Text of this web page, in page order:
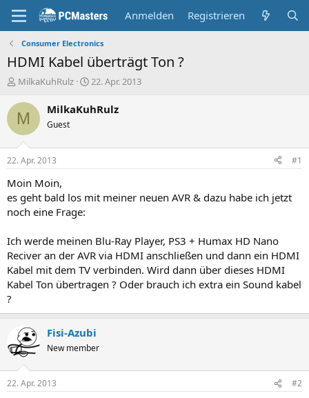
Anmelden Registrieren
Consumer Electronics
HDMI Kabel überträgt Ton ?
E
s
t
e
r
MilkaKuhRulz
E
s
t
m
22. Apr. 2013
M MilkaKuhRulz
Guest
22. Apr. 2013 #1
Moin Moin,
es geht bald los mit meiner neuen AVR & dazu habe ich jetzt
noch eine Frage:
Ich werde meinen Blu-Ray Player, PS3 + Humax HD Nano
Reciver an der AVR via HDMI anschließen und dann ein HDMI
Kabel mit dem TV verbinden. Wird dann über dieses HDMI
Kabel Ton übertragen ? Oder brauch ich extra ein Sound kabel
?
Fisi-Azubi
New member
22. Apr. 2013 #2